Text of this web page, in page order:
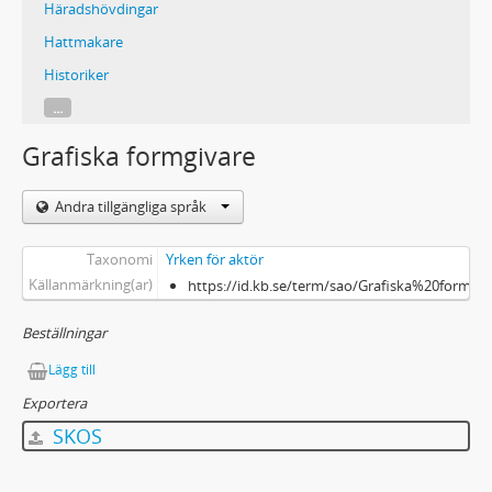
Häradshövdingar
Hattmakare
Historiker
...
Grafiska formgivare
Andra tillgängliga språk
Taxonomi
Yrken för aktör
Källanmärkning(ar)
https://id.kb.se/term/sao/
Beställningar
Lägg till
Exportera
SKOS